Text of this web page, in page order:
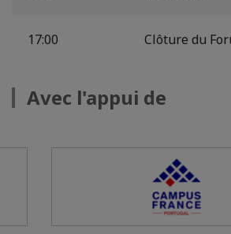
17:00 Clôture du
Avec l'appui de